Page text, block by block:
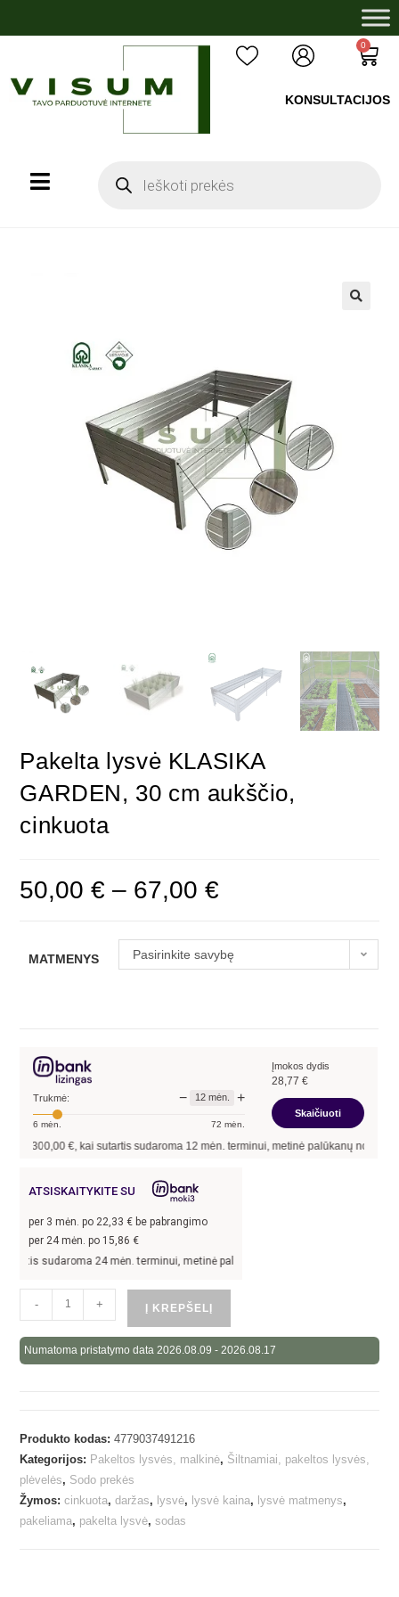
0
KONSULTACIJOS
Pakelta lysvė KLASIKA
GARDEN, 30 cm aukščio,
cinkuota
50,00€ – 67,00€
MATMENYS Pasirinkite savybę
Trukmė: − 12mėn. +
6 mėn. 72 mėn.
Įmokos dydis
28,77 €
Skaičiuoti
€, kai sutartis sudaroma12mėn. terminui, metinė palūkanų norma –13,90
ATSISKAITYKITE SU
per 3 mėn. po 22,33 € be pabrangimo
per 24 mėn. po 15,86 €
24 mėn. terminui, metinė palūkanų norma –
- + Į KREPŠELĮ
Numatoma pristatymo data 2026.08.09 - 2026.08.17
Produkto kodas:4779037491216
Kategorijos: Pakeltos lysvės, malkinė, Šiltnamiai, pakeltos lysvės,
plėvelės, Sodo prekės
Žymos:cinkuota,daržas, lysvė, lysvė kaina, lysvė matmenys,
pakeliama, pakelta lysvė,sodas